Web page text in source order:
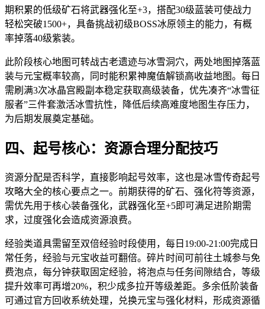
期积累的低级矿石将武器强化至+3，搭配30级蓝装可使战力
轻松突破1500+，具备挑战初级BOSS冰原领主的能力，有概
率掉落40级紫装。
此阶段核心地图可转战古老遗迹与冰雪洞穴，两处地图掉落蓝
装与元宝概率较高，同时能积累神魔值解锁高收益地图。每日
需刷满3次冰晶宫殿副本稳定获取高级装备，优先凑齐“冰雪征
服者”三件套激活冰雪抗性，降低后续高难度地图生存压力，
为后期发展奠定基础。
四、起号核心：资源合理分配技巧
资源分配是否科学，直接影响起号效率，这也是冰雪传奇起号
攻略大全的核心要点之一。前期获得的矿石、强化符等资源，
需优先用于核心装备强化，武器强化至+5即可满足进阶期需
求，过度强化会造成资源浪费。
经验类道具需留至双倍经验时段使用，每日19:00-21:00完成日
常任务，经验与元宝收益可翻倍。碎片时间可前往土城参与免
费泡点，每分钟获取固定经验，将泡点与任务间隙结合，等级
提升效率可再增20%，积少成多拉开等级差距。多余低阶装备
可通过官方回收系统处理，兑换元宝与强化材料，形成资源循